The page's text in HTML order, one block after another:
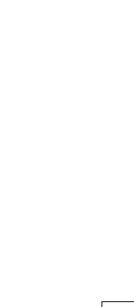
대하여 그림을 그렸는
시작했고, 이와 더불
루어졌다. 여러 겹으로
는 여러 가지 의미를
로, 작가는 서로 공통
인 1961년에 일어난 모
이라고 적어 넣고,